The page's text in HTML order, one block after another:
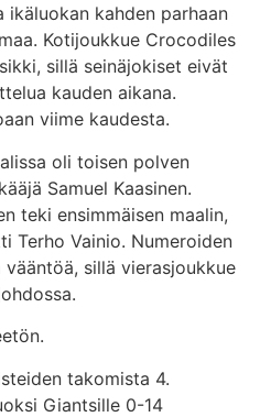
ikäluokan kahden parhaan
Kotijoukkue Crocodiles
sillä seinäjokiset eivät
kauden aikana.
viime kaudesta.
oli toisen polven
Samuel Kaasinen.
teki ensimmäisen maalin,
Terho Vainio. Numeroiden
sillä vierasjoukkue
takomista 4.
Giantsille 0-14